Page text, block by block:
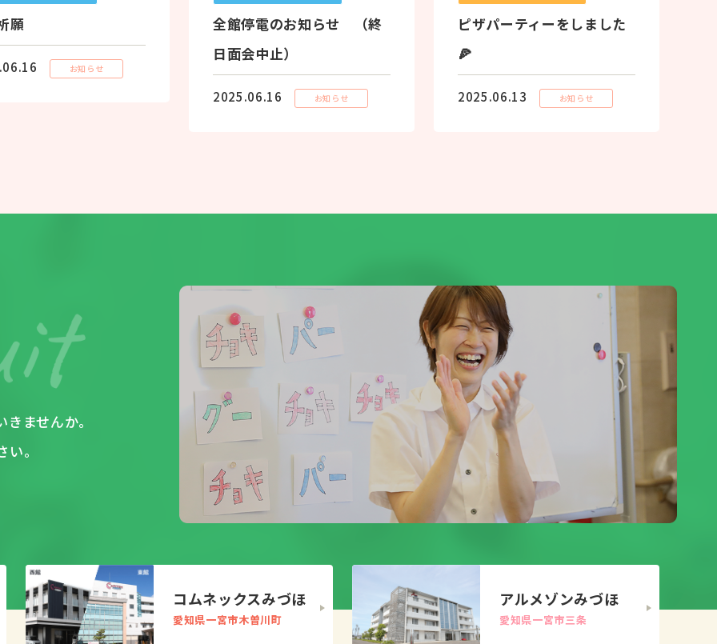
願
お知らせ
全館停電のお知らせ （終
日面会中止）
2025.06.16 お知らせ
ピザパーティーをしました
🍕
2025.06.13 お知らせ
ませんか。
。
コムネックスみづほ
愛知県一宮市木曽川町
アルメゾンみづほ
愛知県一宮市三条